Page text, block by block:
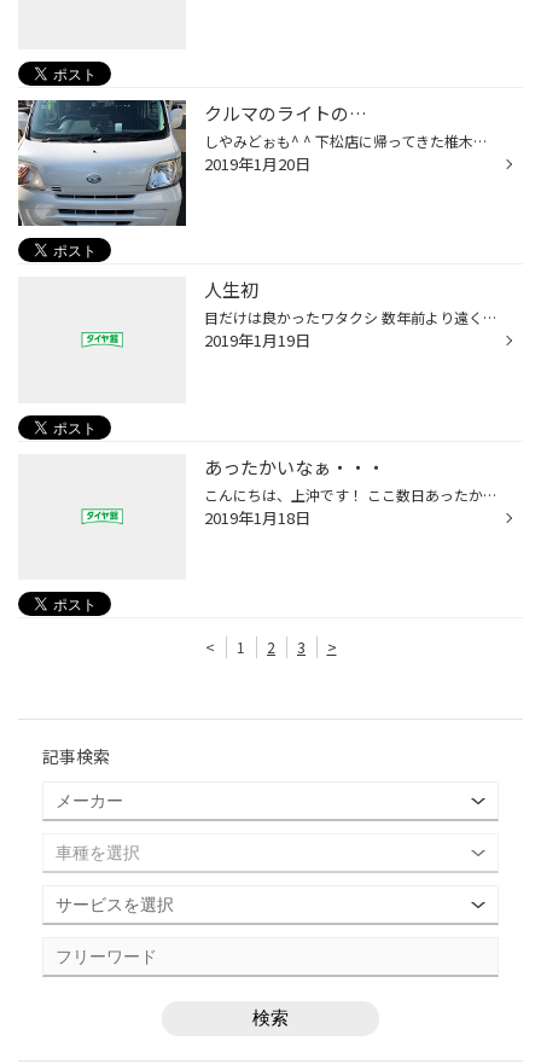
クルマのライトの…
しやみどぉも^ ^ 下松店に帰ってきた椎木デス♪ 今回は…最近の車に多いヘッドライトの黄ばみでお悩みの方へのご紹介デス。 右側が施工後で、左側が施工中… そこそこキレイになります！ ライトの状況により、キレイになるならないがありますが… ↓の写真で右側が施工後、左側が施工中デス。
2019年1月20日
人生初
目だけは良かったワタクシ 数年前より遠くも近くも見え辛くなり 年末にメガネ屋さんに行き視力検査を したところ、店員さんから 「失礼ですが年齢はお幾つです？」 「4◯歳です」 「そろそろ始まってますね…」 「…老眼？」 「…です」 もぉ〜そんな歳になったかぁ〜と 軽くショックを受け、1本作成。 ...
2019年1月19日
あったかいなぁ・・・
こんにちは、上沖です！ ここ数日あったかい日が続いていますね～。 ですが、朝と夜はやっぱり寒い...。 冬なので、当たり前ですが、 寒いのが苦手な僕には辛いです...（笑）
2019年1月18日
< 1 2 3 >
記事検索